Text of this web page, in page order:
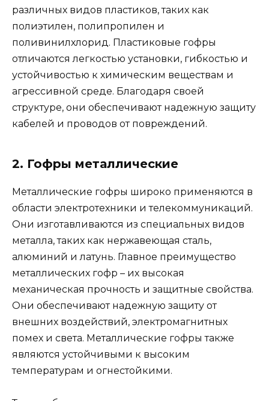
различных видов пластиков, таких как
полиэтилен, полипропилен и
поливинилхлорид. Пластиковые гофры
отличаются легкостью установки, гибкостью и
устойчивостью к химическим веществам и
агрессивной среде. Благодаря своей
структуре, они обеспечивают надежную защиту
кабелей и проводов от повреждений.
2. Гофры металлические
Металлические гофры широко применяются в
области электротехники и телекоммуникаций.
Они изготавливаются из специальных видов
металла, таких как нержавеющая сталь,
алюминий и латунь. Главное преимущество
металлических гофр – их высокая
механическая прочность и защитные свойства.
Они обеспечивают надежную защиту от
внешних воздействий, электромагнитных
помех и света. Металлические гофры также
являются устойчивыми к высоким
температурам и огнестойкими.